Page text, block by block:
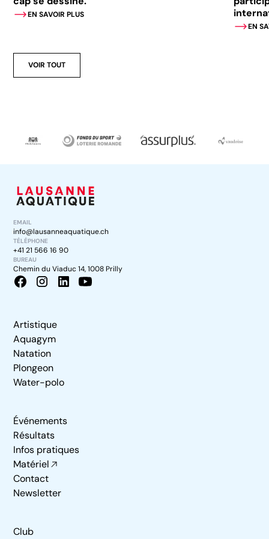
EN SAVOIR PLUS
EN
VOIR TOUT
EMAIL
info@lausanneaquatique.ch
TÉLÉPHONE
+41 21 566 16 90
BUREAU
Chemin du Viaduc 14, 1008 Prilly
Artistique
Aquagym
Natation
Plongeon
Water-polo
Événements
Résultats
Infos pratiques
Matériel
Contact
Newsletter
Club